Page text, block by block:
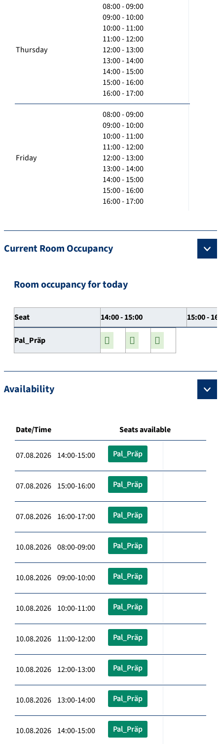
Thursday
08:00 - 09:00
09:00 - 10:00
10:00 - 11:00
11:00 - 12:00
12:00 - 13:00
13:00 - 14:00
14:00 - 15:00
15:00 - 16:00
16:00 - 17:00
Friday
08:00 - 09:00
09:00 - 10:00
10:00 - 11:00
11:00 - 12:00
12:00 - 13:00
13:00 - 14:00
14:00 - 15:00
15:00 - 16:00
16:00 - 17:00
Current Room Occupancy
Room occupancy for today
Seat 14:00 - 15:00 15:00 -
Pal_Präp
Availability
Date/Time Seats available
07.08.2026 14:00-15:00 Pal_Präp
07.08.2026 15:00-16:00 Pal_Präp
07.08.2026 16:00-17:00 Pal_Präp
10.08.2026 08:00-09:00 Pal_Präp
10.08.2026 09:00-10:00 Pal_Präp
10.08.2026 10:00-11:00 Pal_Präp
10.08.2026 11:00-12:00 Pal_Präp
10.08.2026 12:00-13:00 Pal_Präp
10.08.2026 13:00-14:00 Pal_Präp
10.08.2026 14:00-15:00 Pal_Präp